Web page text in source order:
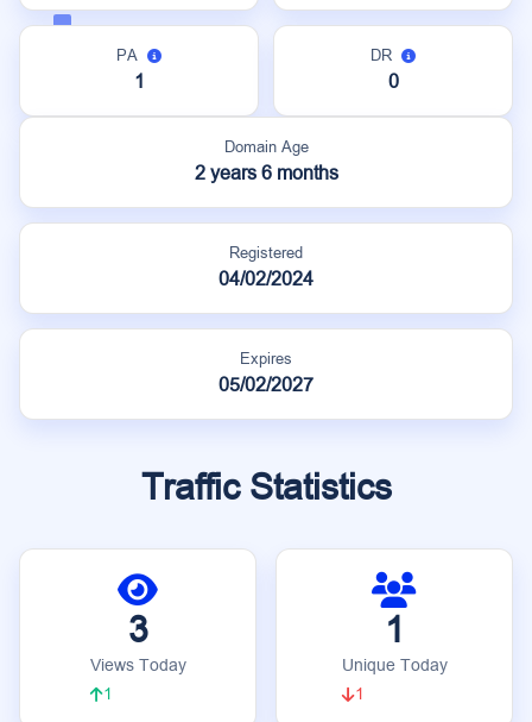
PA
1
DR
0
Domain Age
2 years 6 months
Registered
04/02/2024
Expires
05/02/2027
Traffic Statistics
3
Views Today
1
1
Unique Today
1